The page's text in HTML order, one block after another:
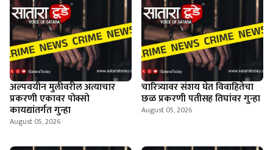
अल्पवयीन मुलीवरील अत्याचार
प्रकरणी एकावर पोक्सो
कायद्यांतर्गत गुन्हा
August 05, 2026
चारित्र्यावर संशय घेत विवाहितेचा
छळ प्रकरणी पतीसह तिघांवर गुन्हा
August 05, 2026